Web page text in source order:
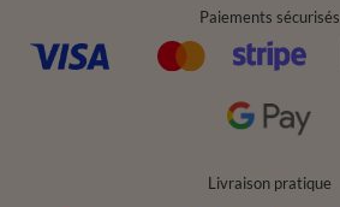
Paiements sécurisés
Livraison pratique